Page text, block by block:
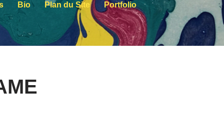
Bio Plan du Site Portfolio